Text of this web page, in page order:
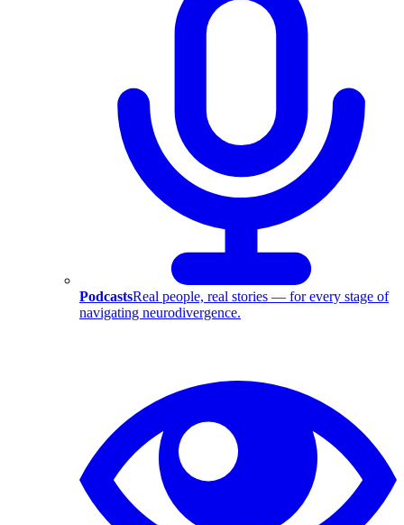
PodcastsReal people, real stories — for every stage of
navigating neurodivergence.